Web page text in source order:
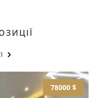
78000 $